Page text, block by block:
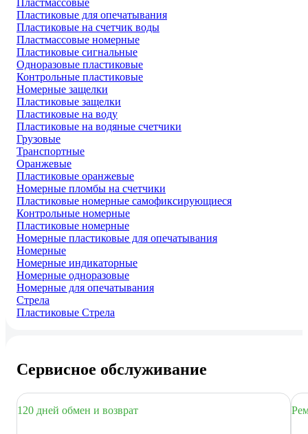
Пластиковые для опечатывания
Пластиковые на счетчик воды
Пластмассовые номерные
Пластиковые сигнальные
Одноразовые пластиковые
Контрольные пластиковые
Номерные защелки
Пластиковые защелки
Пластиковые на воду
Пластиковые на водяные счетчики
Грузовые
Транспортные
Оранжевые
Пластиковые оранжевые
Номерные пломбы на счетчики
Пластиковые номерные самофиксирующиеся
Контрольные номерные
Пластиковые номерные
Номерные пластиковые для опечатывания
Номерные
Номерные индикаторные
Номерные одноразовые
Номерные для опечатывания
Стрела
Пластиковые Стрела
Сервисное обслуживание
120 дней обмен и возврат